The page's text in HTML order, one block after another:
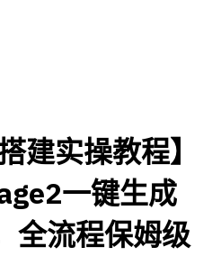
建实操教程】
一键生成
全流程保姆级